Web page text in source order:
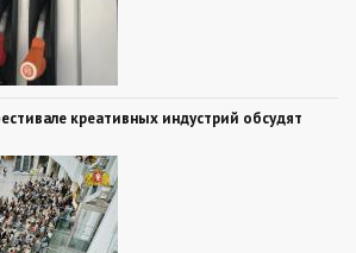
креативных индустрий обсудят